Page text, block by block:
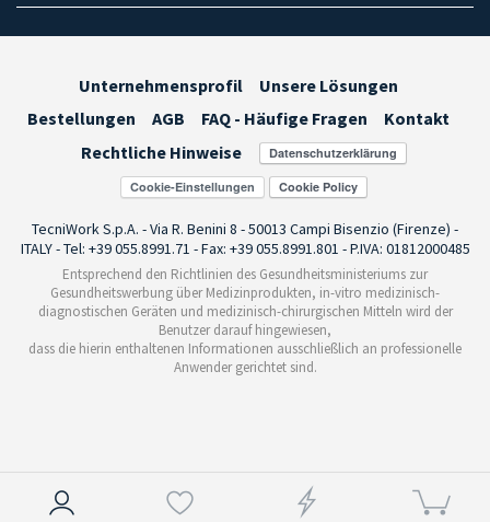
Unternehmensprofil
Unsere Lösungen
Bestellungen
AGB FAQ - Häufige Fragen
Kontakt
Rechtliche Hinweise
Cookie-Einstellungen
TecniWork S.p.A. - Via R. Benini 8 - 50013 Campi Bisenzio (Firenze) -
ITALY - Tel: +39 055.8991.71 - Fax: +39 055.8991.801 - P.IVA: 01812000485
Entsprechend den Richtlinien des Gesundheitsministeriums zur
Gesundheitswerbung über Medizinprodukten, in-vitro medizinisch-
diagnostischen Geräten und medizinisch-chirurgischen Mitteln wird der
Benutzer darauf hingewiesen,
dass die hierin enthaltenen Informationen ausschließlich an professionelle
Anwender gerichtet sind.